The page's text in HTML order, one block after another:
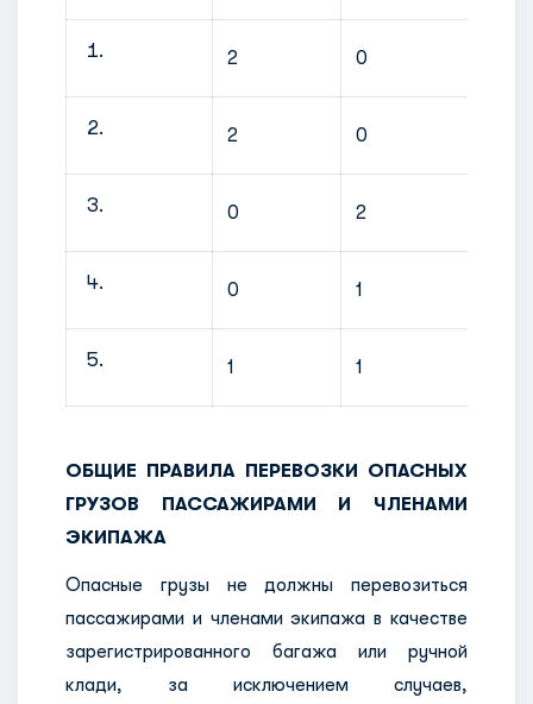
2 0
2 0
0 2
0 1
1 1
ОБЩИЕ ПРАВИЛА ПЕРЕВОЗКИ ОПАСНЫХ
ГРУЗОВ ПАССАЖИРАМИ И ЧЛЕНАМИ
ЭКИПАЖА
Опасные грузы не должны перевозиться
пассажирами и членами экипажа в качестве
зарегистрированного багажа или ручной
клади, за исключением случаев,